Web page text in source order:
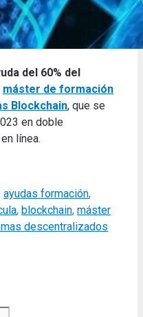
del 60% del
máster de formación
Blockchain, que se
en doble
línea.
ayudas formación,
, blockchain, máster
descentralizados